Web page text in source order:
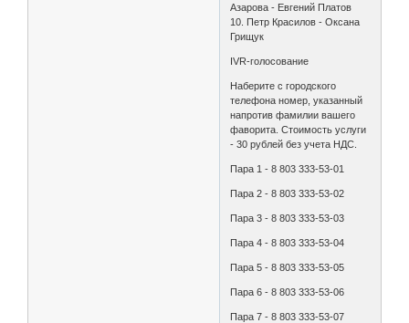
Азарова - Евгений Платов
10. Петр Красилов - Оксана
Грищук
IVR-голосование
Наберите с городского
телефона номер, указанный
напротив фамилии вашего
фаворита. Стоимость услуги
- 30 рублей без учета НДС.
Пара 1 - 8 803 333-53-01
Пара 2 - 8 803 333-53-02
Пара 3 - 8 803 333-53-03
Пара 4 - 8 803 333-53-04
Пара 5 - 8 803 333-53-05
Пара 6 - 8 803 333-53-06
Пара 7 - 8 803 333-53-07